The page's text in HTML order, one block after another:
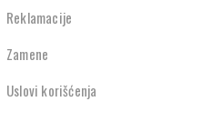
Reklamacije
Zamene
Uslovi korišćenja